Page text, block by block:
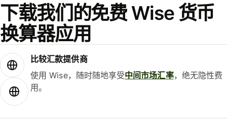
下载我们的免费 Wise 货币
换算器应用
比较汇款提供商
使用 Wise，随时随地享受中间市场汇率，绝无隐性费
用。